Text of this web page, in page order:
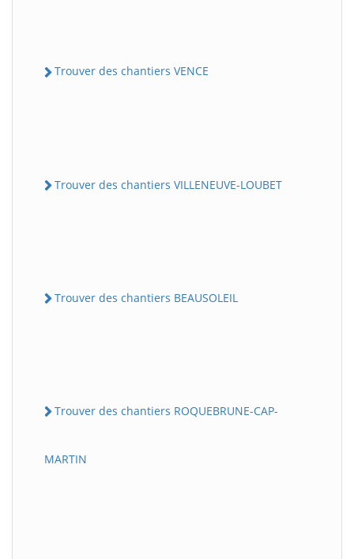
Trouver des chantiers VENCE
Trouver des chantiers VILLENEUVE-LOUBET
Trouver des chantiers BEAUSOLEIL
Trouver des chantiers ROQUEBRUNE-CAP-
MARTIN